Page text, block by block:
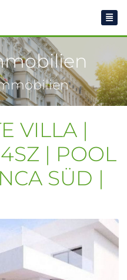
VILLA |
| POOL
SÜD |